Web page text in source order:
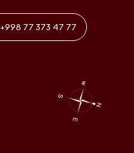
+998 77 373 47 77